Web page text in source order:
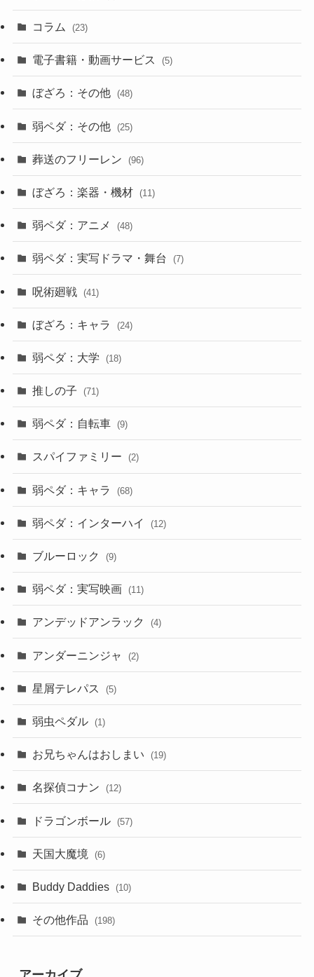
コラム (23)
電子書籍・動画サービス (5)
ぼざろ：その他 (48)
弱ペダ：その他 (25)
葬送のフリーレン (96)
ぼざろ：楽器・機材 (11)
弱ペダ：アニメ (48)
弱ペダ：実写ドラマ・舞台 (7)
呪術廻戦 (41)
ぼざろ：キャラ (24)
弱ペダ：大学 (18)
推しの子 (71)
弱ペダ：自転車 (9)
スパイファミリー (2)
弱ペダ：キャラ (68)
弱ペダ：インターハイ (12)
ブルーロック (9)
弱ペダ：実写映画 (11)
アンデッドアンラック (4)
アンダーニンジャ (2)
星屑テレパス (5)
弱虫ペダル (1)
お兄ちゃんはおしまい (19)
名探偵コナン (12)
ドラゴンボール (57)
天国大魔境 (6)
Buddy Daddies (10)
その他作品 (198)